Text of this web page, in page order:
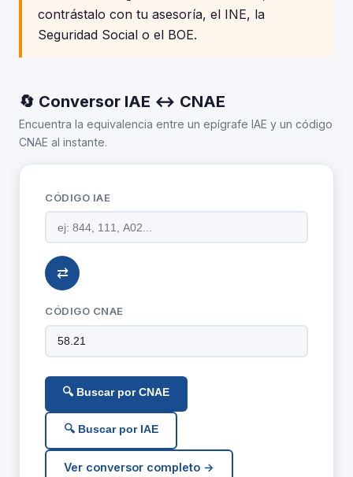
contrástalo con tu asesoría, el INE, la
Seguridad Social o el BOE.
🔄 Conversor IAE ↔ CNAE
Encuentra la equivalencia entre un epígrafe IAE y un código
CNAE al instante.
CÓDIGO IAE
⇄
CÓDIGO CNAE
🔍 Buscar por CNAE
🔍 Buscar por IAE
Ver conversor completo →